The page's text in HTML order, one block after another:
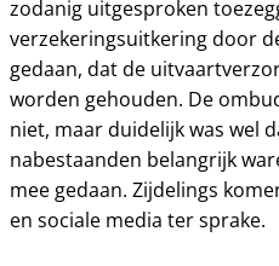
zodanig uitgesproken
verzekeringsuitkering door
gedaan, dat de
worden gehouden. De
niet, maar duidelijk was wel
nabestaanden belangrijk
mee gedaan. Zijdelings
en sociale media ter sprake.